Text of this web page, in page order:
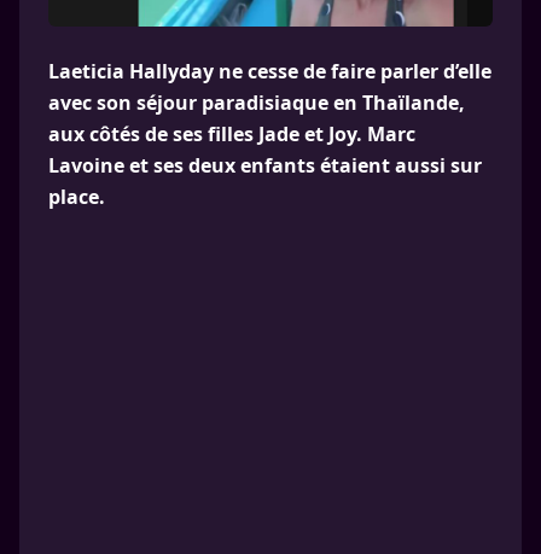
Laeticia Hallyday ne cesse de faire parler d’elle
avec son séjour paradisiaque en Thaïlande,
aux côtés de ses filles Jade et Joy. Marc
Lavoine et ses deux enfants étaient aussi sur
place.